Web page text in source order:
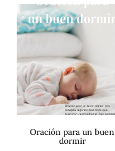
Oración para un buen
dormir